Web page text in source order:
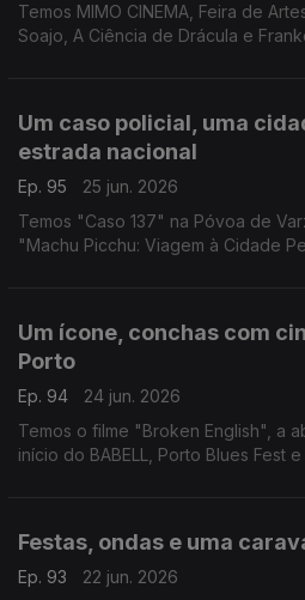
Temos MIMO CINEMA, Feira de
Soajo, A Ciência de Drácula e
Um caso policial, uma
estrada nacional
Ep. 95
25 jun. 2026
Temos "Caso 137" na Póvoa de
"Machu Picchu: Viagem à Cidade
Um ícone, conchas com
Porto
Ep. 94
24 jun. 2026
Temos o filme "Broken English", a
início do BABELL, Porto Blues Fest
Festas, ondas e uma
Ep. 93
22 jun. 2026